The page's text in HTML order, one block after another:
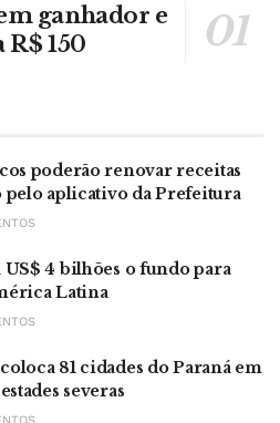
ganhador e
150
poderão renovar receitas
pelo aplicativo da Prefeitura
4 bilhões o fundo para
Latina
81 cidades do Paraná em
severas